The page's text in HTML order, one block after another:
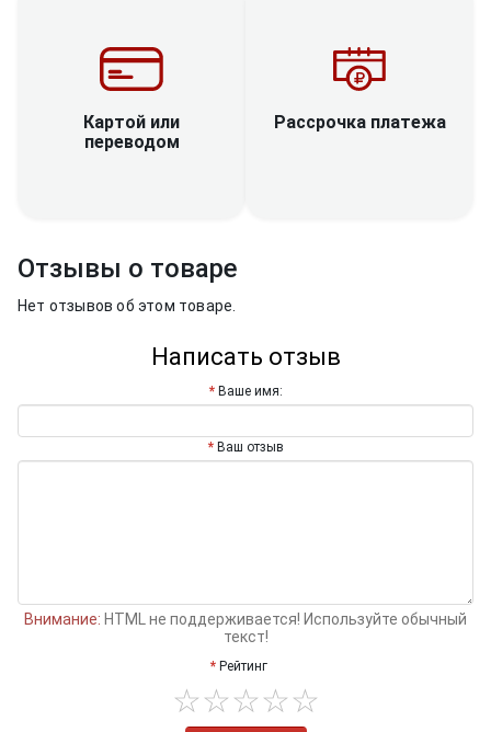
Картой или
переводом
Рассрочка платежа
Отзывы о товаре
Нет отзывов об этом товаре.
Написать отзыв
Ваше имя:
Ваш отзыв
Внимание: HTML не поддерживается! Используйте обычный
текст!
Рейтинг